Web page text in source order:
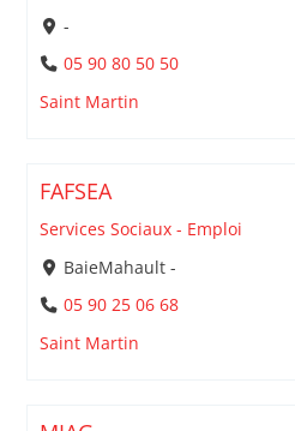
-
05 90 80 50 50
Saint Martin
FAFSEA
Services Sociaux - Emploi
BaieMahault -
05 90 25 06 68
Saint Martin